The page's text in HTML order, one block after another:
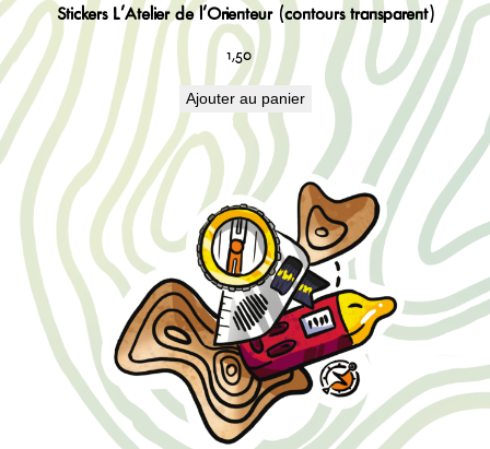
Stickers L’Atelier de l’Orienteur (contours transparent)
1,50€
Ajouter au panier